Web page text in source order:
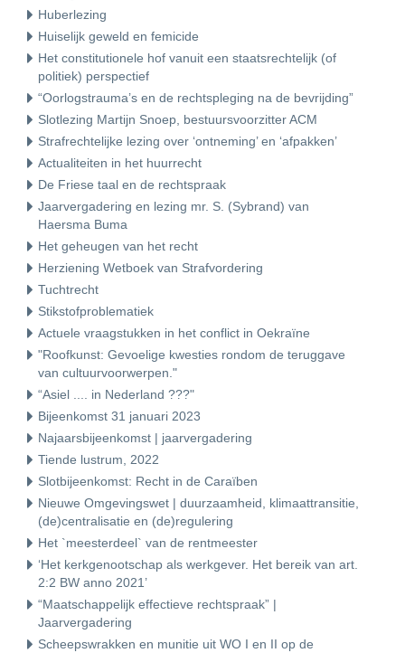
Huberlezing
Huiselijk geweld en femicide
Het constitutionele hof vanuit een staatsrechtelijk (of
politiek) perspectief
“Oorlogstrauma’s en de rechtspleging na de bevrijding”
Slotlezing Martijn Snoep, bestuursvoorzitter ACM
Strafrechtelijke lezing over ‘ontneming’ en ‘afpakken’
Actualiteiten in het huurrecht
De Friese taal en de rechtspraak
Jaarvergadering en lezing mr. S. (Sybrand) van
Haersma Buma
Het geheugen van het recht
Herziening Wetboek van Strafvordering
Tuchtrecht
Stikstofproblematiek
Actuele vraagstukken in het conflict in Oekraïne
"Roofkunst: Gevoelige kwesties rondom de teruggave
van cultuurvoorwerpen."
“Asiel .... in Nederland ???"
Bijeenkomst 31 januari 2023
Najaarsbijeenkomst | jaarvergadering
Tiende lustrum, 2022
Slotbijeenkomst: Recht in de Caraïben
Nieuwe Omgevingswet | duurzaamheid, klimaattransitie,
(de)centralisatie en (de)regulering
Het `meesterdeel` van de rentmeester
‘Het kerkgenootschap als werkgever. Het bereik van art.
2:2 BW anno 2021’
“Maatschappelijk effectieve rechtspraak” |
Jaarvergadering
Scheepswrakken en munitie uit WO I en II op de